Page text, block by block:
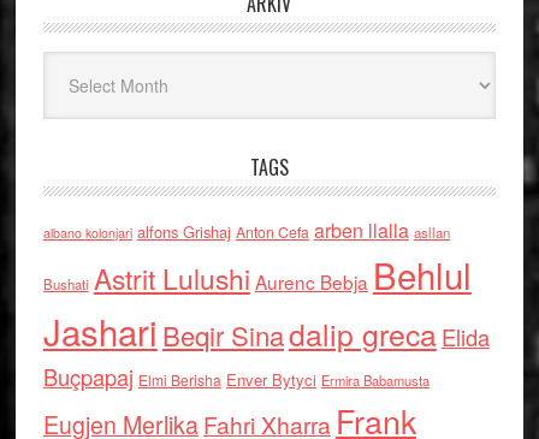
TAGS
albano kolonjari alfons Grishaj Anton Cefa arben llalla asllan
Bushati Astrit Lulushi Aurenc Bebja Behlul
Jashari Beqir Sinadalip grecaElida
Buçpapaj Elmi Berisha Enver Bytyci Ermira Babamusta
Eugjen MerlikaFahri Xharra Frank